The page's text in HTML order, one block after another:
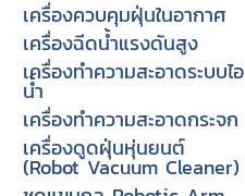
เครื่องควบคุมฝุ่นในอากาศ
เครื่องฉีดน้ำแรงดันสูง
เครื่องทำความสะอาดระบบไอ
น้ำ
เครื่องทำความสะอาดกระจก
เครื่องดูดฝุ่นหุ่นยนต์
(Robot Vacuum Cleaner)